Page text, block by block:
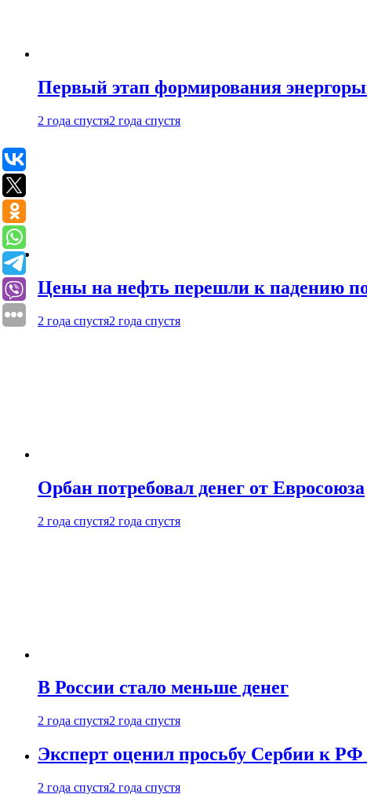
Первый этап формирования
2 года спустя2 года спустя
Цены на нефть перешли к падению
2 года спустя2 года спустя
Орбан потребовал денег от Евросоюза
2 года спустя2 года спустя
В России стало меньше денег
2 года спустя2 года спустя
Эксперт оценил просьбу Сербии к РФ
2 года спустя2 года спустя